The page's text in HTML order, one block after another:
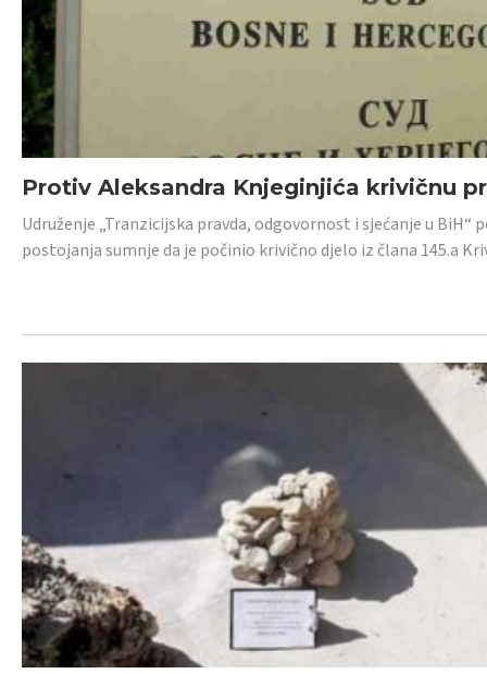
Protiv Aleksandra Knjeginjića krivičnu
Udruženje „Tranzicijska pravda, odgovornost i sjećanje u
postojanja sumnje da je počinio krivično djelo iz člana 145.a